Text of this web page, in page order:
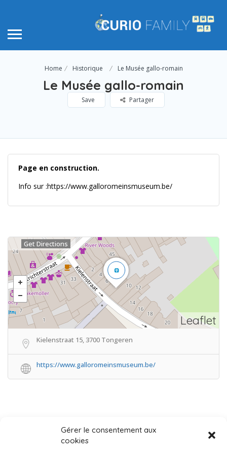
Gérer le consentement aux
cookies
Home Historique Le Musée gallo-romain
Le Musée gallo-romain
Save Partager
Page en construction.
Info sur :https://www.galloromeinsmuseum.be/
Leaflet
Get Directions
Kielenstraat 15, 3700 Tongeren
https://www.galloromeinsmuseum.be/